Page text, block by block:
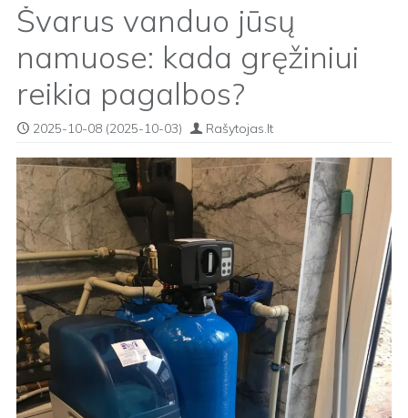
Švarus vanduo jūsų
namuose: kada gręžiniui
reikia pagalbos?
2025-10-08 (2025-10-03) Rašytojas.lt